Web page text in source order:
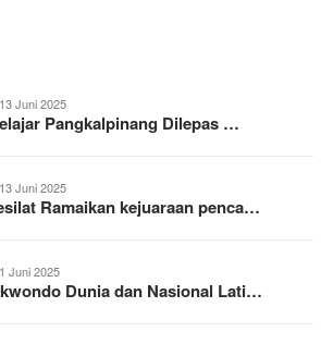
13 Juni 2025
Pangkalpinang Dilepas …
13 Juni 2025
Ramaikan kejuaraan penca…
1 Juni 2025
Dunia dan Nasional Lati…